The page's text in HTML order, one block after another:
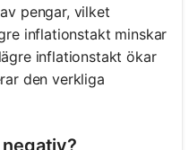
pengar, vilket
inflationstakt minskar
inflationstakt ökar
den verkliga
negativ?